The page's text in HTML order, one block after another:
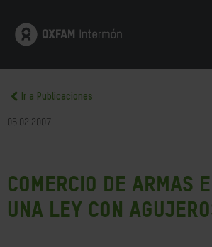
Ir a Publicaciones
05.02.2007
Comercio de armas
una ley con